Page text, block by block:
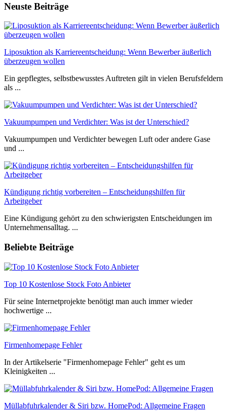
Neuste Beiträge
Liposuktion als Karriereentscheidung: Wenn Bewerber äußerlich
überzeugen wollen
Ein gepflegtes, selbstbewusstes Auftreten gilt in vielen Berufsfeldern
als ...
Vakuumpumpen und Verdichter: Was ist der Unterschied?
Vakuumpumpen und Verdichter bewegen Luft oder andere Gase
und ...
Kündigung richtig vorbereiten – Entscheidungshilfen für
Arbeitgeber
Eine Kündigung gehört zu den schwierigsten Entscheidungen im
Unternehmensalltag. ...
Beliebte Beiträge
Top 10 Kostenlose Stock Foto Anbieter
Für seine Internetprojekte benötigt man auch immer wieder
hochwertige ...
Firmenhomepage Fehler
In der Artikelserie "Firmenhomepage Fehler" geht es um
Kleinigkeiten ...
Müllabfuhrkalender & Siri bzw. HomePod: Allgemeine Fragen